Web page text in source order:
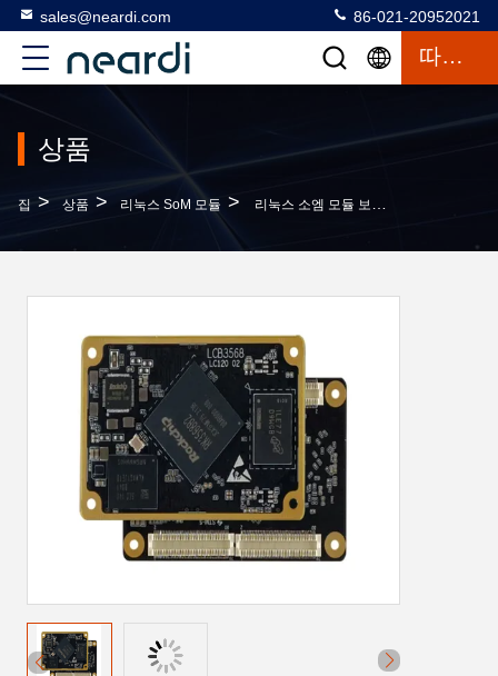
sales@neardi.com 86-021-20952021
따옴표
상품
집 > 상품 > 리눅스 SoM 모듈 > 리눅스 소엠 모듈 보드 LCB3568 USB3.0 HOST, 1 X USB3.0 OTG